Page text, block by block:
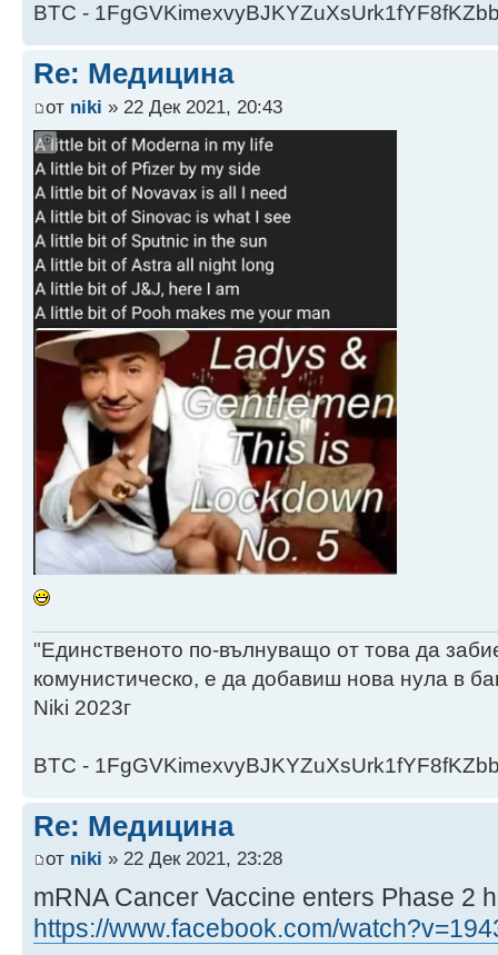
BTC -
Re: Медицина
от niki » 22 Дек 2021, 20:43
"Единственото по-вълнуващо от това да
комунистическо, е да добавиш нова нула в
Niki 2023г
BTC -
Re: Медицина
от niki » 22 Дек 2021, 23:28
mRNA Cancer Vaccine enters Phase 2
https://www.facebook.com/